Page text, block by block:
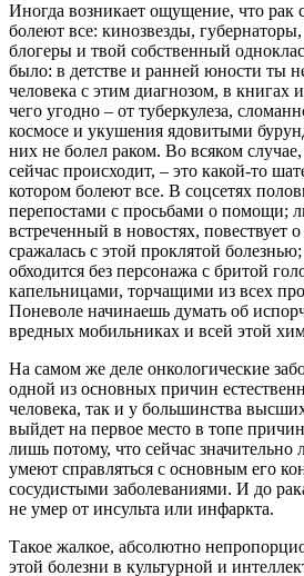
Иногда возникает ощущение, что рак
болеют все: кинозвезды,
блогеры и твой собственный
было: в детстве и ранней юности ты
человека с этим диагнозом, в книгах
чего угодно – от туберкулеза,
космосе и укушения ядовитыми
них не болел раком. Во всяком
сейчас происходит, – это какой-то
котором болеют все. В соцсетях
перепостами с просьбами о помощи;
встреченный в новостях, повествует
сражалась с этой проклятой
обходится без персонажа с бритой
капельницами, торчащими из всех
Поневоле начинаешь думать об
вредных мобильниках и всей этой
На самом же деле онкологические
одной из основных причин
человека, так и у большинства
выйдет на первое место в топе
лишь потому, что сейчас
умеют справляться с основным его
сосудистыми заболеваниями. И до
не умер от инсульта или инфаркта.
Такое жалкое, абсолютно
этой болезни в культурной и